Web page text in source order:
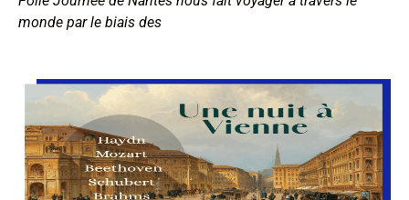
monde par le biais des